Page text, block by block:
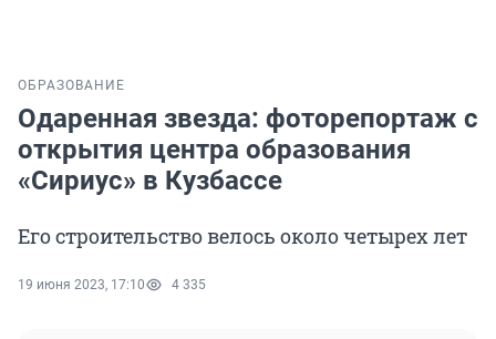
ОБРАЗОВАНИЕ
Одаренная звезда: фоторепортаж с
открытия центра образования
«Сириус» в Кузбассе
Его строительство велось около четырех лет
19 июня 2023, 17:10 4 335